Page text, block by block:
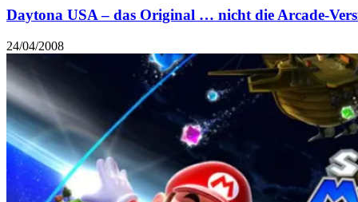
Daytona USA – das Original … nicht die Arcade-
24/04/2008